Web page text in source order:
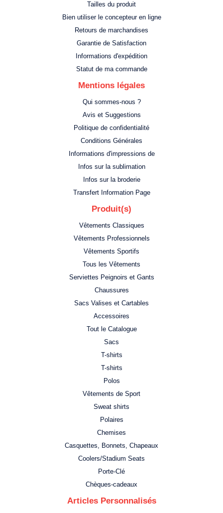
Tailles du produit
Bien utiliser le concepteur en ligne
Retours de marchandises
Garantie de Satisfaction
Informations d'expédition
Statut de ma commande
Mentions légales
Qui sommes-nous ?
Avis et Suggestions
Politique de confidentialité
Conditions Générales
Informations d'impressions de
Infos sur la sublimation
Infos sur la broderie
Transfert Information Page
Produit(s)
Vêtements Classiques
Vêtements Professionnels
Vêtements Sportifs
Tous les Vêtements
Serviettes Peignoirs et Gants
Chaussures
Sacs Valises et Cartables
Accessoires
Tout le Catalogue
Sacs
T-shirts
T-shirts
Polos
Vêtements de Sport
Sweat shirts
Polaires
Chemises
Casquettes, Bonnets, Chapeaux
Coolers/Stadium Seats
Porte-Clé
Chèques-cadeaux
Articles Personnalisés